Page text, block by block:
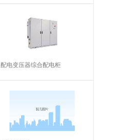
配电变压器综合配电柜